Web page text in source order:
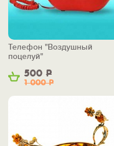
500 Р
1 000Р
Телефон "Воздушный
поцелуй"